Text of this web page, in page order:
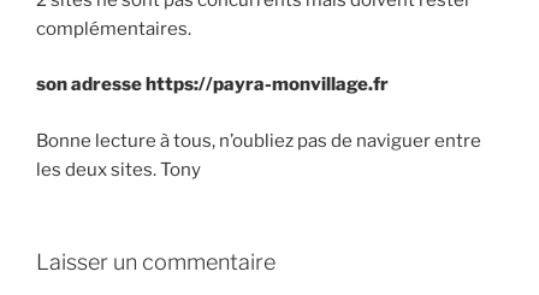
complémentaires.
son adresse https://payra-monvillage.fr
Bonne lecture à tous, n’oubliez pas de naviguer entre
les deux sites. Tony
Laisser un commentaire